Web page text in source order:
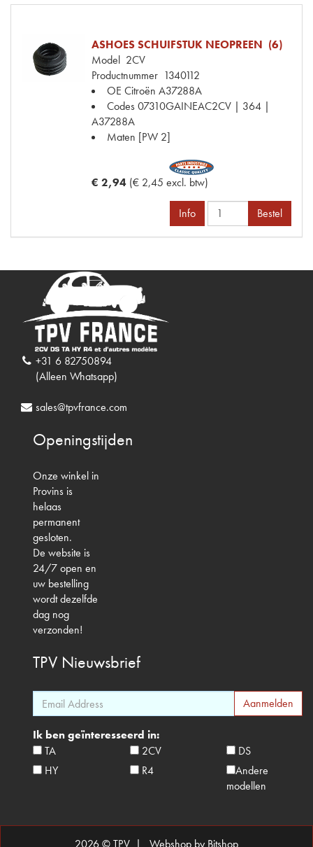
ASHOES SCHUIFSTUK NEOPREEN (6)
Model 2CV
Productnummer 1340112
OE Citroën A37288A
Codes07310GAINEAC2CV | 364 |
A37288A
Maten [PW 2]
€ 2,94 (€ 2,45 excl. btw)
Info Bestel
+31 6 82750894
(Alleen Whatsapp)
sales@tpvfrance.com
Openingstijden
Onze winkel in
Provins is
helaas
permanent
gesloten.
De website is
24/7 open en
uw bestelling
wordt dezelfde
dag nog
verzonden!
TPV Nieuwsbrief
Ik ben geïnteresseerd in:
TA
2CV
DS
HY
R4
Andere
modellen